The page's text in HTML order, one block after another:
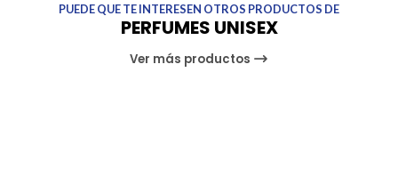
PUEDE QUE TE INTERESEN OTROS PRODUCTOS DE
PERFUMES UNISEX
Ver más productos